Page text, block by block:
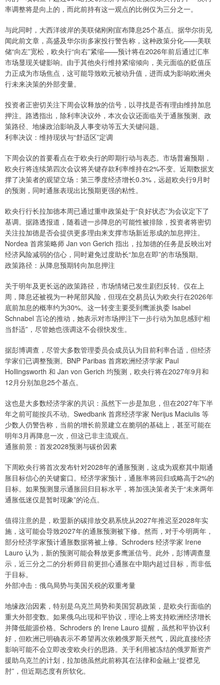
率调整将是向上的，而此前持有这一观点的比例仅为三分之一。
与此同时，大西洋彼岸的美联储刚刚宣布降息25个基点。据华尔街见
闻此前文章，高盛及华尔街多家投行警告称，这种政策分化——美联
储“向左”宽松，欧央行“向右”紧缩——预计将在2026年前后通过汇率
市场显现关键影响。由于其他央行维持紧缩倾向，美元面临的贬值压
力正成为市场焦点，这可能导致欧元被动升值，进而成为影响欧洲央
行未来决策的外部变量。
投资者正密切关注下周会议释放的信号，以寻找是否有理由维持加息
押注。路透指出，除利率决议外，本次会议还面临关于通胀预测、政
策路径、地缘政治影响及人事变动等五大关键问题。
利率决议：维持现状与“舒适区”定调
下周会议的首要看点在于欧央行的即期行动与表态。市场普遍预期，
欧央行将连续第四次会议将关键存款利率维持在2%不变。近期数据支
撑了决策者的观望立场：第三季度经济增长0.3%，远超欧央行9月时
的预测，同时通胀表现出比预期更强的粘性。
欧央行行长拉加德本周已通过重申政策处于“良好状态”为会议定下了
基调。据路透报道，随着进一步降息的可能性被排除，投资者将密切
关注拉加德是否会提供更多理由来支撑市场新近形成的加息押注。
Nordea 首席策略师 Jan von Gerich 指出，拉加德的任务是反映出对
经济风险减弱的信心，同时避免过度助长“加息在即”的市场预期。
政策路径：从降息预期转向加息押注
关于明年及更长远的政策路径，市场情绪已发生剧烈反转。仅在上
周，降息还被视为一种尾部风险，但现在交易员认为欧央行在2026年
底前加息的概率约为30%。这一转变主要受到鹰派执委 Isabel
Schnabel 言论的推动，她表示对市场押注下一步行动为加息感到“相
当舒适”，尽管她也强调这不会很快发生。
据彭博调查，尽管大多数管理委员会成员认为目前利率合适，但经济
学家们已调整预测。BNP Paribas 首席欧洲经济学家 Paul
Hollingsworth 和 Jan von Gerich 均预测，欧央行将在2027年9月和
12月分别加息25个基点。
这也是大多数经济学家的共识：虽然下一步是加息，但在2027年下半
年之前可能按兵不动。Swedbank 首席经济学家 Nerijus Maciulis 等
少数人仍警告称，当前的增长前景建立在脆弱的基础上，甚至可能在
明年3月再降息一次，但这已非主流观点。
通胀前景：首发2028预测与碳价因素
下周欧央行将首次发布针对2028年的通胀预测，这成为观察其中期通
胀目标信心的关键窗口。经济学家预计，通胀率将回归或略高于2%的
目标。如果预测显示通胀回归目标水平，将加强决策者关于“未来两年
通胀低迷仅是暂时现象”的论点。
值得注意的是，欧盟新的碳排放交易系统从2027年推迟至2028年实
施，这可能会导致2027年的通胀预测被下修。然而，对于今明两年，
部分经济学家预计通胀数据将被上修。Schroders 经济学家 Irene
Lauro 认为，新的预测可能会释放更多鹰派信号。此外，彭博调查显
示，近三分之二的分析师目前更担心通胀在中期内超过目标，而非低
于目标。
外部冲击：俄乌局势与美国关税的双重考量
地缘政治因素，特别是乌克兰局势和美国贸易政策，是欧央行面临的
重大外部变数。如果俄乌出现和平协议，理论上将支持欧洲经济增长
并降低能源价格。Schroders 的 Irene Lauro 提醒，虽然和平协议利
好，但欧洲已明确表示不希望再次依赖俄罗斯天然气，因此直接经济
影响可能不会立即改变欧央行的思路。关于利用被冻结的俄罗斯资产
援助乌克兰的计划，拉加德虽然此前称其在法律和金融上“捉襟见
肘”，但近期态度有所软化。